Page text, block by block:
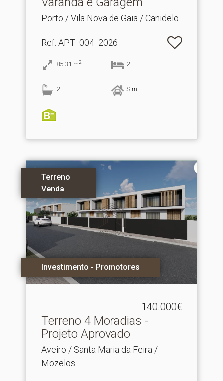
Porto / Vila Nova de Gaia / Canidelo
Ref: APT_004_2026
85.31 m2 2
2 Sim
Terreno
Venda
Investimento - Promotores
140.000€
Terreno 4 Moradias -
Projeto Aprovado
Aveiro / Santa Maria da Feira /
Mozelos